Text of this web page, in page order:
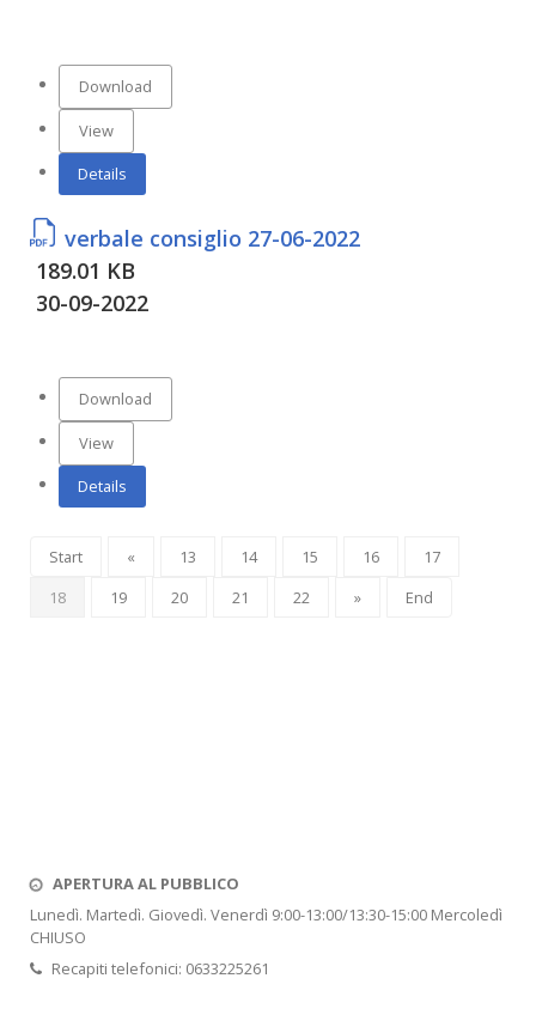
Download
View
Details
verbale consiglio 27-06-2022
189.01 KB
30-09-2022
Download
View
Details
Start « 13 14 15 16
17
18
19 20 21 22 » End
APERTURA AL PUBBLICO
Lunedì. Martedì. Giovedì. Venerdì 9:00-13:00/13:30-15:00 Mercoledì
CHIUSO
Recapiti telefonici: 0633225261